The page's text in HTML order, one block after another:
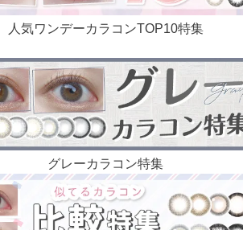
人気ワンデーカラコンTOP10特集
グレーカラコン特集